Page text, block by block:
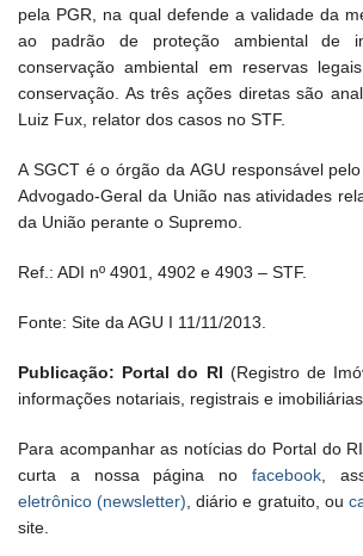
pela PGR, na qual defende a validade da
ao padrão de proteção ambiental de
conservação ambiental em reservas
conservação. As três ações diretas são
Luiz Fux, relator dos casos no STF.
A SGCT é o órgão da AGU responsável
Advogado-Geral da União nas atividades
da União perante o Supremo.
Ref.: ADI nº 4901, 4902 e 4903 – STF.
Fonte: Site da AGU I 11/11/2013.
Publicação: Portal do RI (Registro de
informações notariais, registrais e
Para acompanhar as notícias do Portal do
curta a nossa página no facebook,
eletrônico (newsletter) , diário e gratuito, ou
site.